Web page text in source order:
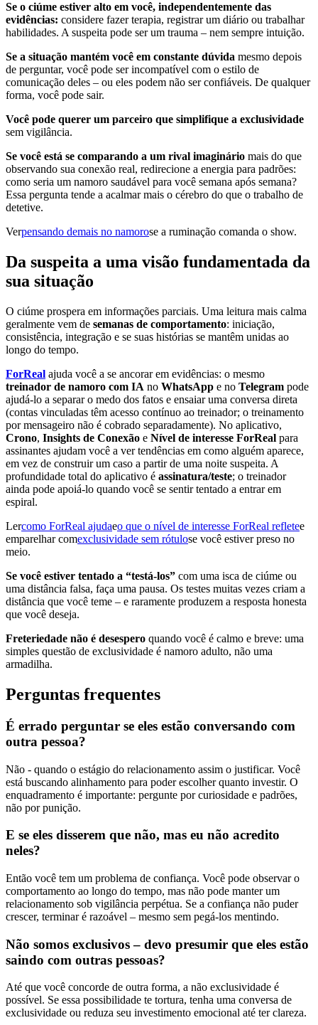
Se o ciúme estiver alto em você, independentemente das
evidências: considere fazer terapia, registrar um diário ou trabalhar
habilidades. A suspeita pode ser um trauma – nem sempre intuição.
Se a situação mantém você em constante dúvida mesmo depois
de perguntar, você pode ser incompatível com o estilo de
comunicação deles – ou eles podem não ser confiáveis. De qualquer
forma, você pode sair.
Você pode querer um parceiro que simplifique a exclusividade
sem vigilância.
Se você está se comparando a um rival imaginário mais do que
observando sua conexão real, redirecione a energia para padrões:
como seria um namoro saudável para você semana após semana?
Essa pergunta tende a acalmar mais o cérebro do que o trabalho de
detetive.
Verpensando demais no namorose a ruminação comanda o show.
Da suspeita a uma visão fundamentada da
sua situação
O ciúme prospera em informações parciais. Uma leitura mais calma
geralmente vem de semanas de comportamento: iniciação,
consistência, integração e se suas histórias se mantêm unidas ao
longo do tempo.
ForReal ajuda você a se ancorar em evidências: o mesmo
treinador de namoro com IA no WhatsApp e no Telegram pode
ajudá-lo a separar o medo dos fatos e ensaiar uma conversa direta
(contas vinculadas têm acesso contínuo ao treinador; o treinamento
por mensageiro não é cobrado separadamente). No aplicativo,
Crono, Insights de Conexão e Nível de interesse ForReal para
assinantes ajudam você a ver tendências em como alguém aparece,
em vez de construir um caso a partir de uma noite suspeita. A
profundidade total do aplicativo é assinatura/teste; o treinador
ainda pode apoiá-lo quando você se sentir tentado a entrar em
espiral.
Lercomo ForReal ajudaeo que o nível de interesse ForReal refletee
emparelhar comexclusividade sem rótulose você estiver preso no
meio.
Se você estiver tentado a “testá-los” com uma isca de ciúme ou
uma distância falsa, faça uma pausa. Os testes muitas vezes criam a
distância que você teme – e raramente produzem a resposta honesta
que você deseja.
Freteriedade não é desespero quando você é calmo e breve: uma
simples questão de exclusividade é namoro adulto, não uma
armadilha.
Perguntas frequentes
É errado perguntar se eles estão conversando com
outra pessoa?
Não - quando o estágio do relacionamento assim o justificar. Você
está buscando alinhamento para poder escolher quanto investir. O
enquadramento é importante: pergunte por curiosidade e padrões,
não por punição.
E se eles disserem que não, mas eu não acredito
neles?
Então você tem um problema de confiança. Você pode observar o
comportamento ao longo do tempo, mas não pode manter um
relacionamento sob vigilância perpétua. Se a confiança não puder
crescer, terminar é razoável – mesmo sem pegá-los mentindo.
Não somos exclusivos – devo presumir que eles estão
saindo com outras pessoas?
Até que você concorde de outra forma, a não exclusividade é
possível. Se essa possibilidade te tortura, tenha uma conversa de
exclusividade ou reduza seu investimento emocional até ter clareza.